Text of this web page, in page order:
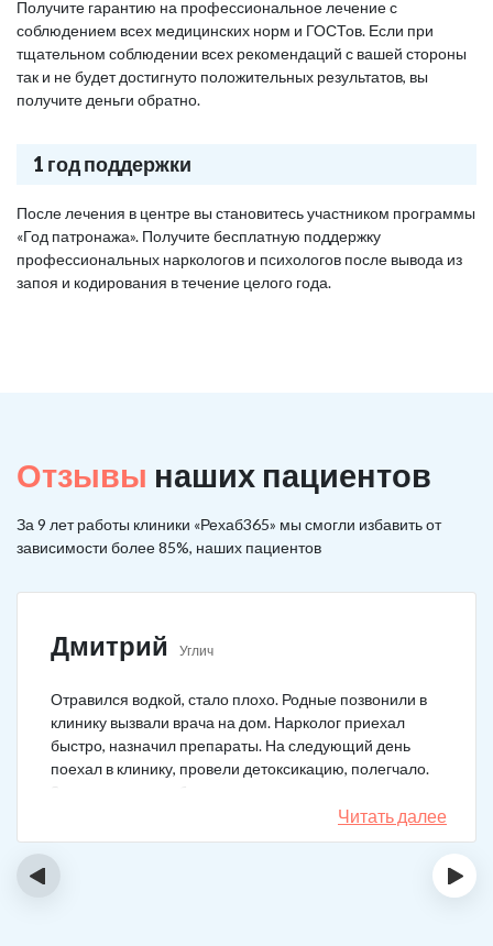
Получите гарантию на профессиональное лечение с
соблюдением всех медицинских норм и ГОСТов. Если при
тщательном соблюдении всех рекомендаций с вашей стороны
так и не будет достигнуто положительных результатов, вы
получите деньги обратно.
1 год поддержки
После лечения в центре вы становитесь участником программы
«Год патронажа». Получите бесплатную поддержку
профессиональных наркологов и психологов после вывода из
запоя и кодирования в течение целого года.
Отзывы наших пациентов
За 9 лет работы клиники «Рехаб365» мы смогли избавить от
зависимости более 85%, наших пациентов
Дмитрий Углич
Отравился водкой, стало плохо. Родные позвонили в
клинику вызвали врача на дом. Нарколог приехал
быстро, назначил препараты. На следующий день
поехал в клинику, провели детоксикацию, полегчало.
Записался на реабилитацию, прошел и теперь думаю,
что в рот водку больше не возьму. Так намучался и
испугался.
Читать далее
‹ ›